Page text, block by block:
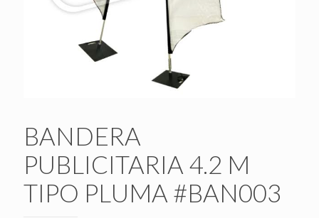
BANDERA
PUBLICITARIA 4.2 M
TIPO PLUMA #BAN003